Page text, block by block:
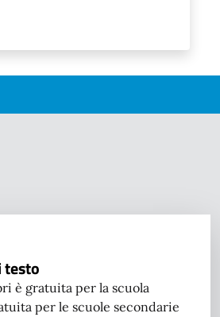
testo
è gratuita per la scuola
per le scuole secondarie